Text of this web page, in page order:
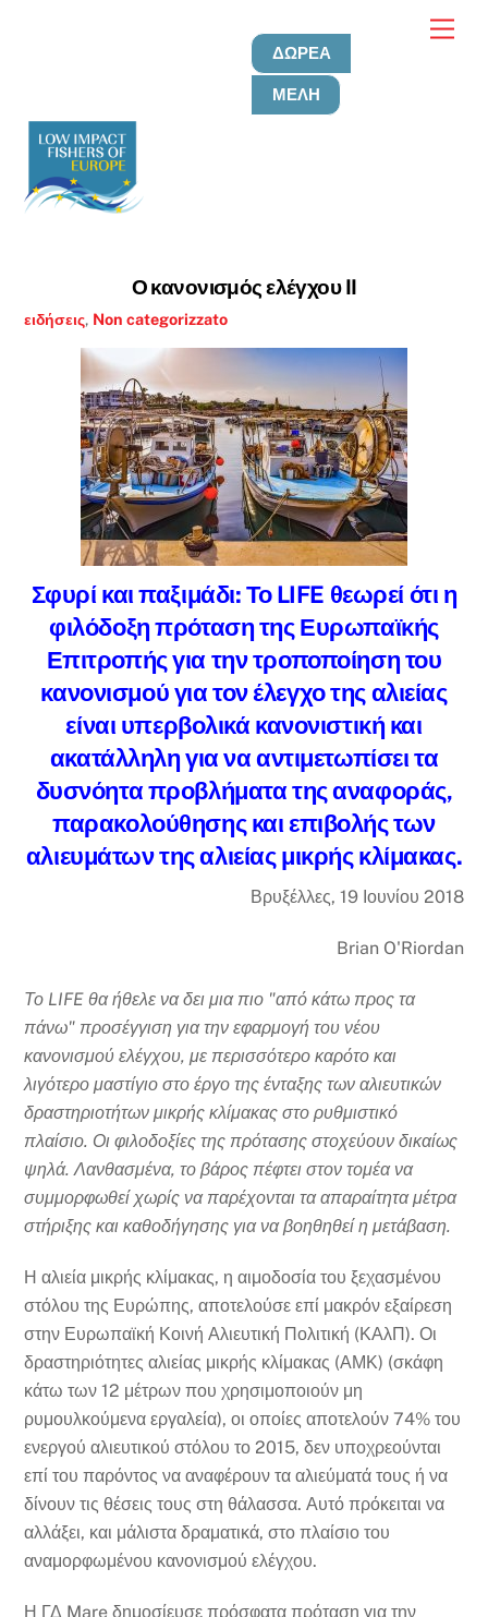
ΔΩΡΕΆ
ΜΈΛΗ
Ο κανονισμός ελέγχου II
ειδήσεις, Non categorizzato
Σφυρί και παξιμάδι:Το LIFE θεωρεί ότι η
φιλόδοξη πρόταση της Ευρωπαϊκής
Επιτροπής για την τροποποίηση του
κανονισμού για τον έλεγχο της αλιείας
είναι υπερβολικά κανονιστική και
ακατάλληλη για να αντιμετωπίσει τα
δυσνόητα προβλήματα της αναφοράς,
παρακολούθησης και επιβολής των
αλιευμάτων της αλιείας μικρής κλίμακας.
Βρυξέλλες, 19 Ιουνίου 2018
Brian O'Riordan
Το LIFE θα ήθελε να δει μια πιο "από κάτω προς τα
πάνω" προσέγγιση για την εφαρμογή του νέου
κανονισμού ελέγχου, με περισσότερο καρότο και
λιγότερο μαστίγιο στο έργο της ένταξης των αλιευτικών
δραστηριοτήτων μικρής κλίμακας στο ρυθμιστικό
πλαίσιο. Οι φιλοδοξίες της πρότασης στοχεύουν δικαίως
ψηλά. Λανθασμένα, το βάρος πέφτει στον τομέα να
συμμορφωθεί χωρίς να παρέχονται τα απαραίτητα μέτρα
στήριξης και καθοδήγησης για να βοηθηθεί η μετάβαση.
Η αλιεία μικρής κλίμακας, η αιμοδοσία του ξεχασμένου
στόλου της Ευρώπης, αποτελούσε επί μακρόν εξαίρεση
στην Ευρωπαϊκή Κοινή Αλιευτική Πολιτική (ΚΑλΠ). Οι
δραστηριότητες αλιείας μικρής κλίμακας (ΑΜΚ) (σκάφη
κάτω των 12 μέτρων που χρησιμοποιούν μη
ρυμουλκούμενα εργαλεία), οι οποίες αποτελούν 74% του
ενεργού αλιευτικού στόλου το 2015, δεν υποχρεούνται
επί του παρόντος να αναφέρουν τα αλιεύματά τους ή να
δίνουν τις θέσεις τους στη θάλασσα. Αυτό πρόκειται να
αλλάξει, και μάλιστα δραματικά, στο πλαίσιο του
αναμορφωμένου κανονισμού ελέγχου.
Η ΓΔ Mare δημοσίευσε πρόσφατα πρόταση για την